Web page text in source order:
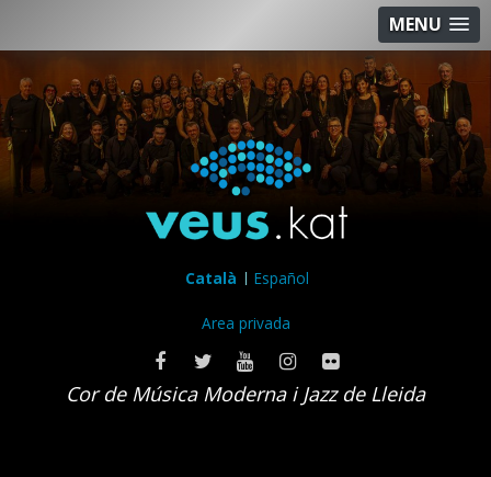
MENU
Català Español
Area privada
Cor de Música Moderna i Jazz de Lleida